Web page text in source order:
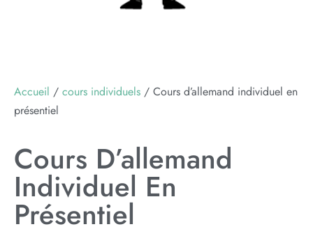
Accueil / cours individuels / Cours d’allemand individuel en
présentiel
Cours D’allemand
Individuel En
Présentiel